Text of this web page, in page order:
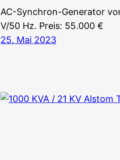
AC-Synchron-Generator
V/50 Hz. Preis: 55.000 €
25. Mai 2023